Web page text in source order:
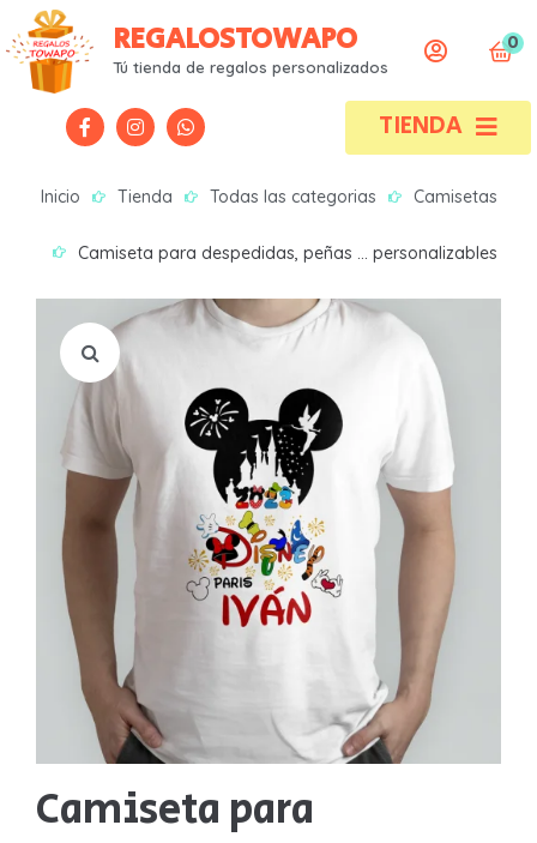
REGALOSTOWAPO
Tú tienda de regalos personalizados
TIENDA
0
Inicio Tienda Todas las categorias Camisetas
Camiseta para despedidas, peñas … personalizables
Camiseta para
Todas las categorías
Alfombrillas
Bebes
Bodas / Bautizos / Comuniones
Bolsas / Mochilas / Tote bag
Botellas
Camisetas
Neceser
Portafotos
Sudaderas
Tazas
Otros productos
BLOG
QUIENES SOMOS
Todas las categorías
Alfombrillas
Bebes
Bodas / Bautizos / Comuniones
Bolsas / Mochilas / Tote bag
Botellas
Camisetas
Neceser
Portafotos
Sudaderas
Tazas
Otros productos